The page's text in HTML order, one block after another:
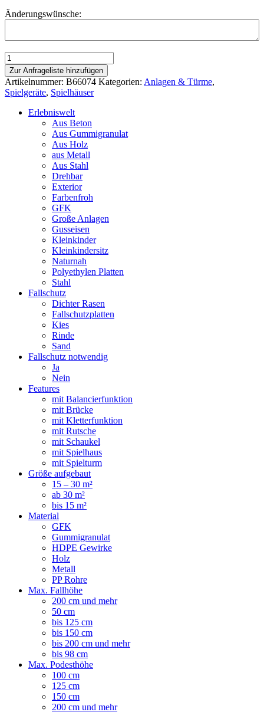
Änderungswünsche:
Spielhaus
Romina
geschlossene
Spielfläche
mit
Bullauge
Menge
Zur Anfrageliste hinzufügen
Artikelnummer: B66074 Kategorien: Anlagen & Türme,
Spielgeräte, Spielhäuser
Erlebniswelt
Aus Beton
Aus Gummigranulat
Aus Holz
aus Metall
Aus Stahl
Drehbar
Exterior
Farbenfroh
GFK
Große Anlagen
Gusseisen
Kleinkinder
Kleinkindersitz
Naturnah
Polyethylen Platten
Stahl
Fallschutz
Dichter Rasen
Fallschutzplatten
Kies
Rinde
Sand
Fallschutz notwendig
Ja
Nein
Features
mit Balancierfunktion
mit Brücke
mit Kletterfunktion
mit Rutsche
mit Schaukel
mit Spielhaus
mit Spielturm
Größe aufgebaut
15 – 30 m²
ab 30 m²
bis 15 m²
Material
GFK
Gummigranulat
HDPE Gewirke
Holz
Metall
PP Rohre
Max. Fallhöhe
200 cm und mehr
50 cm
bis 125 cm
bis 150 cm
bis 200 cm und mehr
bis 98 cm
Max. Podesthöhe
100 cm
125 cm
150 cm
200 cm und mehr